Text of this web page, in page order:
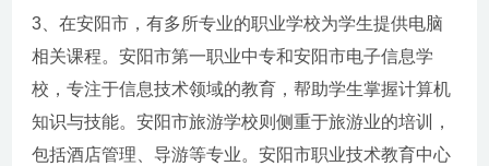
3、在安阳市，有多所专业的职业学校为学生提供电脑
相关课程。安阳市第一职业中专和安阳市电子信息学
校，专注于信息技术领域的教育，帮助学生掌握计算机
知识与技能。安阳市旅游学校则侧重于旅游业的培训，
包括酒店管理、导游等专业。安阳市职业技术教育中心